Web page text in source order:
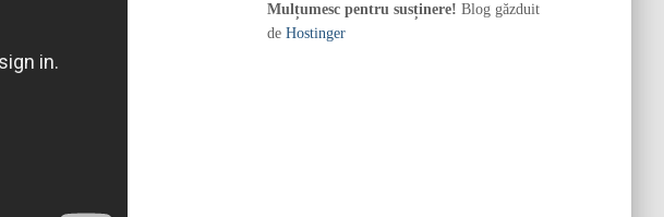
Mulțumesc pentru susținere! Blog găzduit
de Hostinger